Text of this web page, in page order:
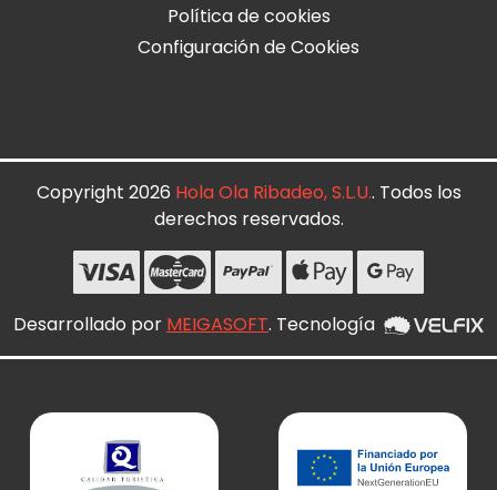
Política de cookies
Configuración de Cookies
Copyright 2026 Hola Ola Ribadeo, S.L.U.. Todos los
derechos reservados.
Desarrollado por MEIGASOFT. Tecnología